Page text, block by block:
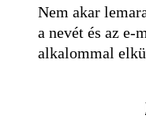
Nem akar
a nevét és az e-
alkalommal